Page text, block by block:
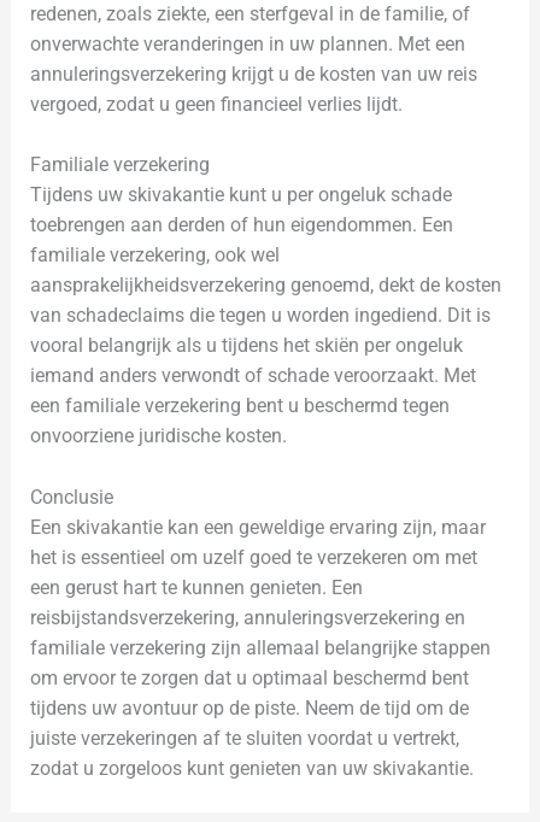
redenen, zoals ziekte, een sterfgeval in de familie, of
onverwachte veranderingen in uw plannen. Met een
annuleringsverzekering krijgt u de kosten van uw reis
vergoed, zodat u geen financieel verlies lijdt.
Familiale verzekering
Tijdens uw skivakantie kunt u per ongeluk schade
toebrengen aan derden of hun eigendommen. Een
familiale verzekering, ook wel
aansprakelijkheidsverzekering genoemd, dekt de kosten
van schadeclaims die tegen u worden ingediend. Dit is
vooral belangrijk als u tijdens het skiën per ongeluk
iemand anders verwondt of schade veroorzaakt. Met
een familiale verzekering bent u beschermd tegen
onvoorziene juridische kosten.
Conclusie
Een skivakantie kan een geweldige ervaring zijn, maar
het is essentieel om uzelf goed te verzekeren om met
een gerust hart te kunnen genieten. Een
reisbijstandsverzekering, annuleringsverzekering en
familiale verzekering zijn allemaal belangrijke stappen
om ervoor te zorgen dat u optimaal beschermd bent
tijdens uw avontuur op de piste. Neem de tijd om de
juiste verzekeringen af te sluiten voordat u vertrekt,
zodat u zorgeloos kunt genieten van uw skivakantie.